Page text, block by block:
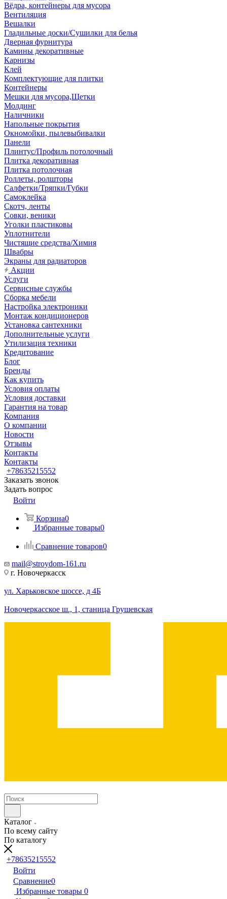
Вёдра, контейнеры для мусора
Вентиляция
Вешалки
Гладильные доски/Сушилки для белья
Дверная фурнитура
Камины декоративные
Карнизы
Клей
Комплектующие для плитки
Контейнеры
Мешки для мусора,Щетки
Молдинг
Наличники
Напольные покрытия
Окномойки, пылевыбивалки
Панели
Плинтус/Профиль потолочный
Плитка декоративная
Плитка потолочная
Роллеты, ролшторы
Салфетки/Тряпки/Губки
Самоклейка
Скотч, ленты
Совки, веники
Уголки пластиковы
Уплотнители
Чистящие средства/Химия
Швабры
Экраны для радиаторов
Акции
Услуги
Сервисные службы
Сборка мебели
Настройка электроники
Монтаж кондиционеров
Установка сантехники
Дополнительные услуги
Утилизация техники
Кредитование
Блог
Бренды
Как купить
Условия оплаты
Условия доставки
Гарантия на товар
Компания
О компании
Новости
Отзывы
Контакты
Контакты
+78635215552
Заказать звонок
Задать вопрос
Войти
Корзина0
Избранные товары0
Сравнение товаров0
mail@stroydom-161.ru
г. Новочеркасск
ул. Харьковское шоссе, д 4Б
Новочеркасское ш., 1, станица Грушевская
Каталог
По всему сайту
По каталогу
+78635215552
Войти
Сравнение0
Избранные товары 0